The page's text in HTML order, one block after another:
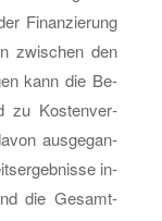
Fi­nan­zie­rung
zwi­schen den
kann die Be­
zu Kos­ten­ver­
aus­ge­gan­
in­
die Ge­samt­